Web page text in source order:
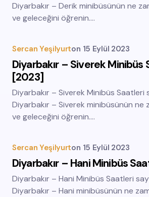
Diyarbakır – Derik minibüsünün ne
ve geleceğini öğrenin.…
Sercan Yeşilyurton 15 Eylül 2023
Diyarbakır – Siverek Minibüs
[2023]
Diyarbakır – Siverek Minibüs Saatleri
Diyarbakır – Siverek minibüsünün ne
ve geleceğini öğrenin.…
Sercan Yeşilyurton 15 Eylül 2023
Diyarbakır – Hani Minibüs
Diyarbakır – Hani Minibüs Saatleri
Diyarbakır – Hani minibüsünün ne